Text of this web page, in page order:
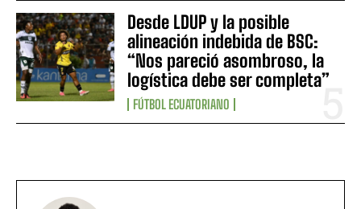
Desde LDUP y la posible
alineación indebida de BSC:
“Nos pareció asombroso, la
logística debe ser completa”
FÚTBOL ECUATORIANO